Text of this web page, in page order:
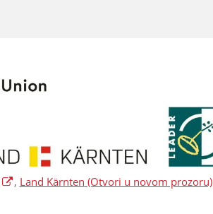
, Land Kärnten (Otvori u novom prozoru)